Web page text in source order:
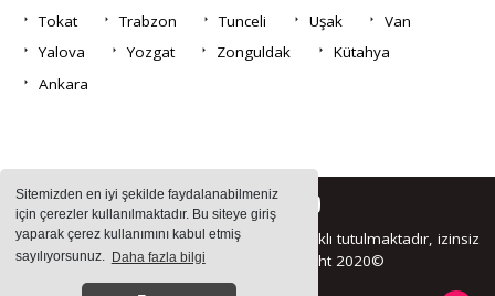
Sitemizden en iyi şekilde faydalanabilmeniz
için çerezler kullanılmaktadır. Bu siteye giriş
yaparak çerez kullanımını kabul etmiş
sayılıyorsunuz. Daha fazla bilgi
Tokat
Trabzon Tunceli Uşak
Van
Yalova
Yozgat Zonguldak
Kütahya
Ankara
Sitemizde bulunan içeriklerin tüm hakları saklı tutulmaktadır, izinsiz
içerikler kullanılamaz. Copyright 2020©